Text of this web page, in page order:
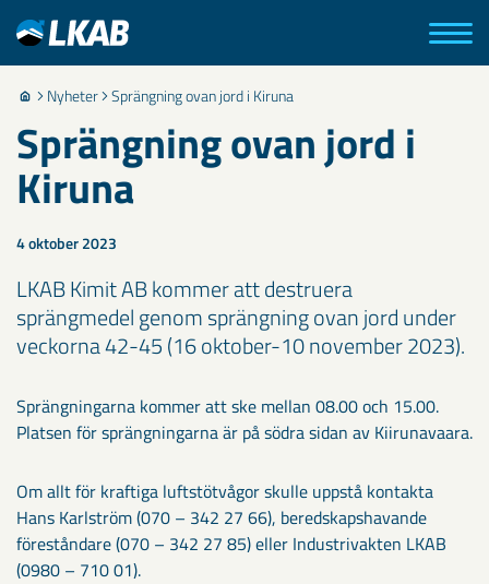
Nyheter Sprängning ovan jord i Kiruna
Sprängning ovan jord i
Kiruna
4 oktober 2023
LKAB Kimit AB kommer att destruera
sprängmedel genom sprängning ovan jord under
veckorna 42-45 (16 oktober-10 november 2023).
Sprängningarna kommer att ske mellan 08.00 och 15.00.
Platsen för sprängningarna är på södra sidan av Kiirunavaara.
Om allt för kraftiga luftstötvågor skulle uppstå kontakta
Hans Karlström (070 – 342 27 66), beredskapshavande
föreståndare (070 – 342 27 85) eller Industrivakten LKAB
(0980 – 710 01).